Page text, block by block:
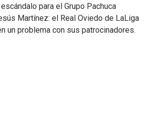
para el Grupo Pachuca
Martínez: el Real Oviedo de LaLiga
un problema con sus patrocinadores.